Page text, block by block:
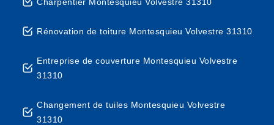
Rénovation de toiture Montesquieu Volvestre 31310
Entreprise de couverture Montesquieu Volvestre
31310
Changement de tuiles Montesquieu Volvestre
31310